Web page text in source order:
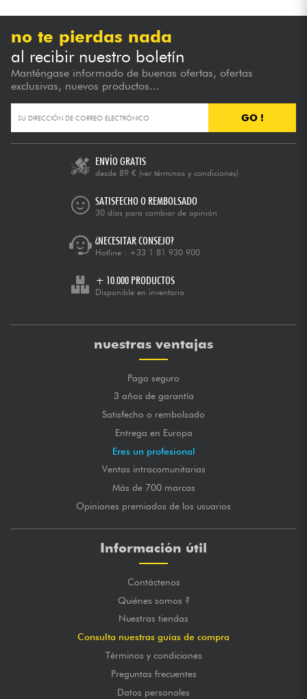
no te pierdas nada
al recibir nuestro boletín
Manténgase informado de buenas ofertas, ofertas
exclusivas, nuevos productos...
GO !
ENVÍO GRATIS
desde 89 € (ver términos y condiciones)
SATISFECHO O REMBOLSADO
30 días para cambiar de opinión
¿NECESITAR CONSEJO?
Hotline : +33 1 81 930 900
+ 10.000 PRODUCTOS
Disponible en inventario
nuestras ventajas
Pago seguro
3 años de garantía
Satisfecho o rembolsado
Entrega en Europa
Eres un profesional
Ventas intracomunitarias
Más de 700 marcas
Opiniones premiados de los usuarios
Información útil
Contáctenos
Quiénes somos ?
Nuestras tiendas
Consulta nuestras guías de compra
Términos y condiciones
Preguntas frecuentes
Datos personales